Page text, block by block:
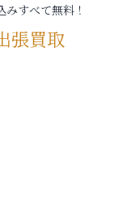
すべて無料！
張買取